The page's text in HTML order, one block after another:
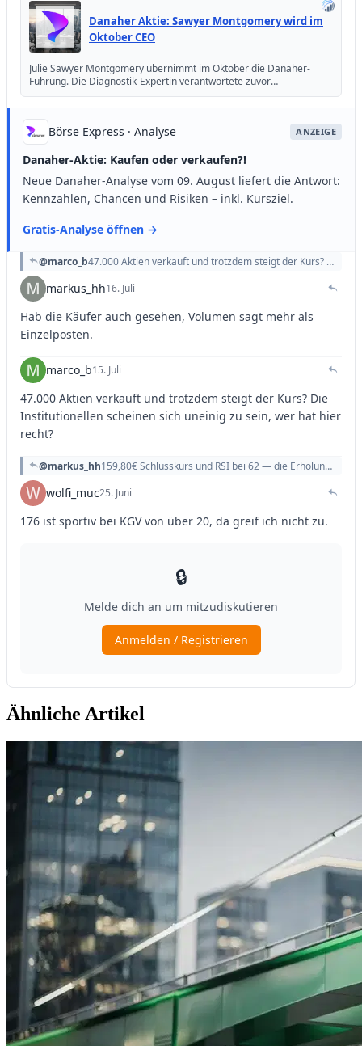
Ähnliche Artikel